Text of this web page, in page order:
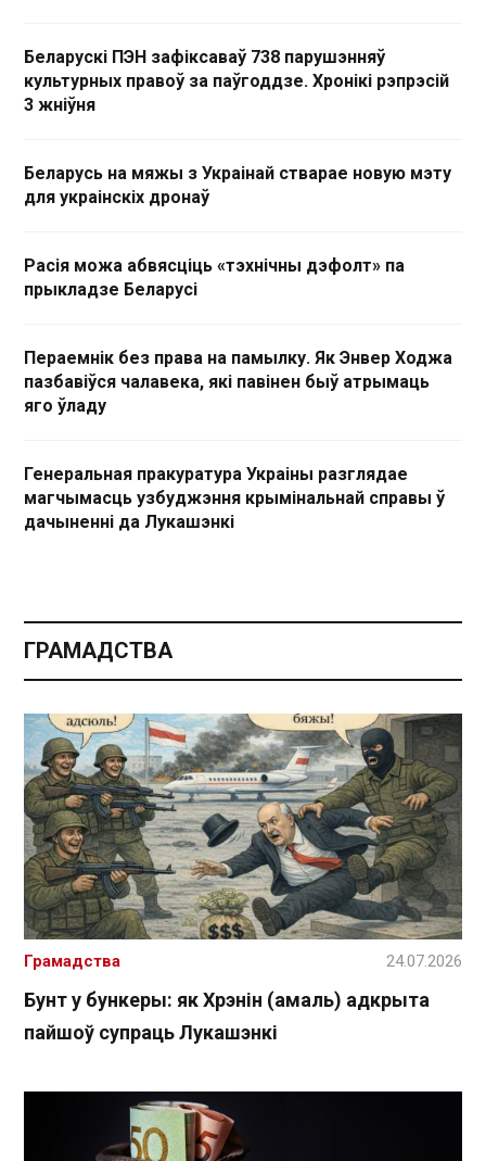
Беларускі ПЭН зафіксаваў 738 парушэнняў
культурных правоў за паўгоддзе. Хронікі рэпрэсій
3 жніўня
Беларусь на мяжы з Украінай стварае новую мэту
для украінскіх дронаў
Расія можа абвясціць «тэхнічны дэфолт» па
прыкладзе Беларусі
Пераемнік без права на памылку. Як Энвер Ходжа
пазбавіўся чалавека, які павінен быў атрымаць
яго ўладу
Генеральная пракуратура Украіны разглядае
магчымасць узбуджэння крымінальнай справы ў
дачыненні да Лукашэнкі
ГРАМАДСТВА
Бунт у бункеры: як Хрэнін (амаль) адкрыта
пайшоў супраць Лукашэнкі
Грамадства 24.07.2026